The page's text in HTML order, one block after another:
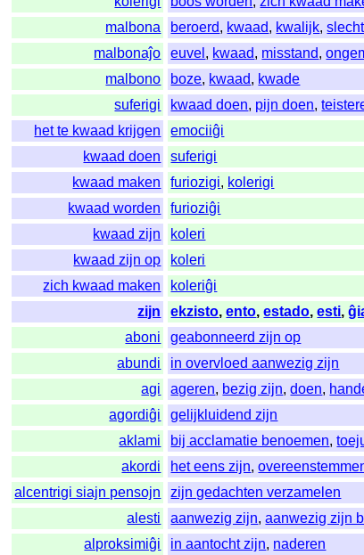
malbona
beroerd, kwaad, kwalijk,slecht
malbonaĵo
euvel , kwaad, misstand,
malbono
boze, kwaad, kwade
suferigi
kwaad doen, pijn doen,
het te kwaad krijgen
emociiĝi
kwaad doen
suferigi
kwaad maken
furiozigi, kolerigi
kwaad worden
furioziĝi
kwaad zijn
koleri
kwaad zijn op
koleri
zich kwaad maken
koleriĝi
zijn
ekzisto,ento,estado,esti,
aboni
geabonneerd zijn op
abundi
in overvloed aanwezig zijn
agi
ageren, bezig zijn,doen,
agordiĝi
gelijkluidend zijn
aklami
bij acclamatie benoemen,
akordi
het eens zijn,
alcentrigi siajn pensojn
zijn gedachten verzamelen
alesti
aanwezig zijn,aanwezig zijn
alproksimiĝi
in aantocht zijn, naderen